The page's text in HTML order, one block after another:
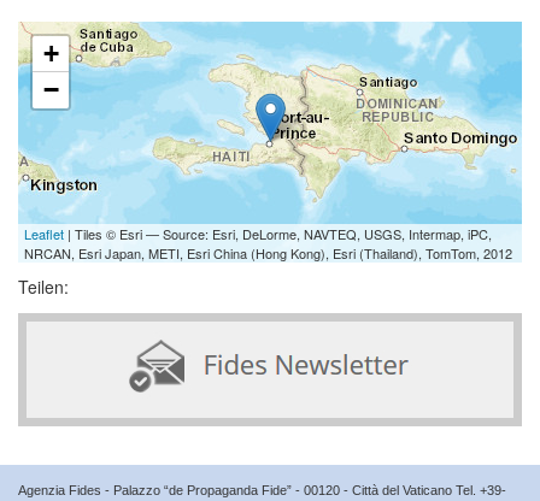
+
−
Leaflet | Tiles © Esri — Source: Esri, DeLorme, NAVTEQ, USGS, Intermap, iPC,
NRCAN, Esri Japan, METI, Esri China (Hong Kong), Esri (Thailand), TomTom, 2012
Teilen:
Agenzia Fides - Palazzo “de Propaganda Fide” - 00120 - Città del Vaticano Tel. +39-